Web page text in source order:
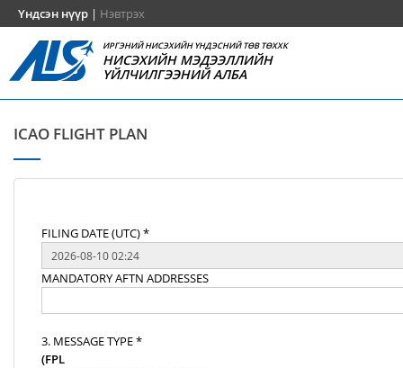
Үндсэн нүүр | Нэвтрэх
ИРГЭНИЙ НИСЭХИЙН ҮНДЭСНИЙ ТӨВ ТӨХХК
НИСЭХИЙН МЭДЭЭЛЛИЙН
ҮЙЛЧИЛГЭЭНИЙ АЛБА
ICAO FLIGHT PLAN
FILING DATE (UTC) *
MANDATORY AFTN ADDRESSES
3. MESSAGE TYPE *
(FPL